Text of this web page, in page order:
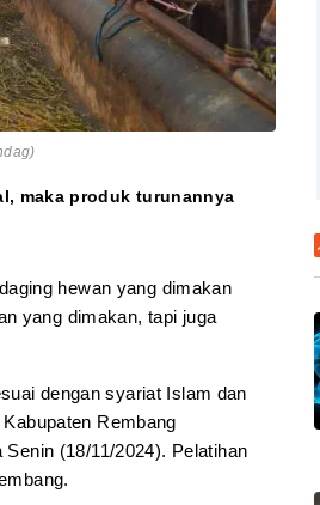
maka produk turunannya
hewan yang dimakan
yang dimakan, tapi juga
dengan syariat Islam dan
Rembang
(18/11/2024). Pelatihan